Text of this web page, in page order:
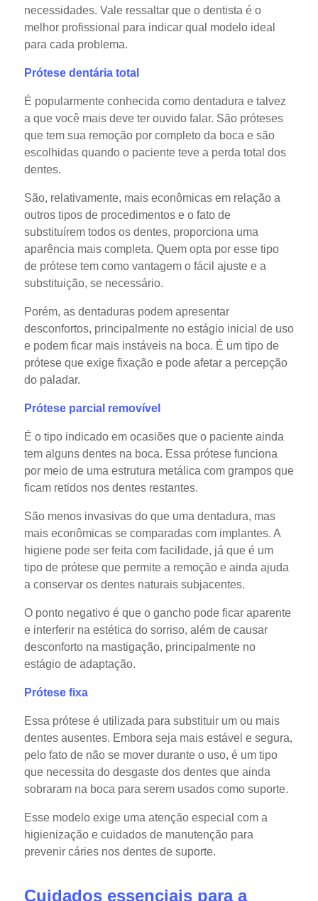
necessidades. Vale ressaltar que o dentista é o
melhor profissional para indicar qual modelo ideal
para cada problema.
Prótese dentária total
É popularmente conhecida como dentadura e talvez
a que você mais deve ter ouvido falar. São próteses
que tem sua remoção por completo da boca e são
escolhidas quando o paciente teve a perda total dos
dentes.
São, relativamente, mais econômicas em relação a
outros tipos de procedimentos e o fato de
substituírem todos os dentes, proporciona uma
aparência mais completa. Quem opta por esse tipo
de prótese tem como vantagem o fácil ajuste e a
substituição, se necessário.
Porém, as dentaduras podem apresentar
desconfortos, principalmente no estágio inicial de uso
e podem ficar mais instáveis na boca. É um tipo de
prótese que exige fixação e pode afetar a percepção
do paladar.
Prótese parcial removível
É o tipo indicado em ocasiões que o paciente ainda
tem alguns dentes na boca. Essa prótese funciona
por meio de uma estrutura metálica com grampos que
ficam retidos nos dentes restantes.
São menos invasivas do que uma dentadura, mas
mais econômicas se comparadas com implantes. A
higiene pode ser feita com facilidade, já que é um
tipo de prótese que permite a remoção e ainda ajuda
a conservar os dentes naturais subjacentes.
O ponto negativo é que o gancho pode ficar aparente
e interferir na estética do sorriso, além de causar
desconforto na mastigação, principalmente no
estágio de adaptação.
Prótese fixa
Essa prótese é utilizada para substituir um ou mais
dentes ausentes. Embora seja mais estável e segura,
pelo fato de não se mover durante o uso, é um tipo
que necessita do desgaste dos dentes que ainda
sobraram na boca para serem usados como suporte.
Esse modelo exige uma atenção especial com a
higienização e cuidados de manutenção para
prevenir cáries nos dentes de suporte.
Cuidados essenciais para a